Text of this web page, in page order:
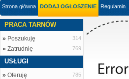
Strona główna DODAJ OGŁOSZENIE Regulamin
PRACA TARNÓW
» Poszukuję 314
» Zatrudnię 769
USŁUGI
» Oferuję 785